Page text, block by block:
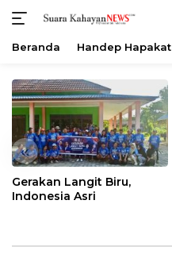
konten
Beranda Handep Hapakat
«
Gerakan Langit Biru,
Indonesia Asri